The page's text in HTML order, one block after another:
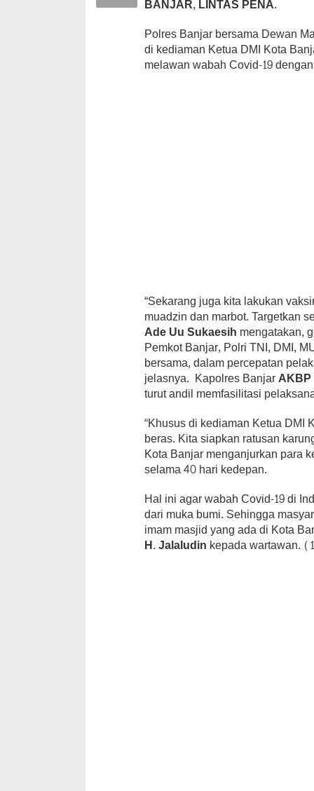
BANJAR, LINTAS PENA.
Polres Banjar bersama Dewan
di kediaman Ketua DMI Kota
melawan wabah Covid-19
“Sekarang juga kita lakukan
muadzin dan marbot. Targetkan
Ade Uu Sukaesih mengatakan,
Pemkot Banjar, Polri TNI, DMI,
bersama, dalam percepatan
jelasnya. Kapolres BanjarAKBP
turut andil memfasilitasi
“Khusus di kediaman Ketua
beras. Kita siapkan ratusan
Kota Banjar menganjurkan para
selama 40 hari kedepan.
Hal ini agar wabah Covid-19 di
dari muka bumi. Sehingga
imam masjid yang ada di Kota
H. Jalaludin kepada wartawan.